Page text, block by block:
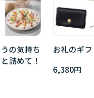
の気持ち
詰めて！
お礼のギ
6,380円